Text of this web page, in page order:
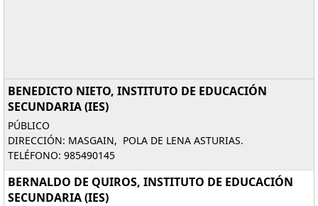
BENEDICTO NIETO, INSTITUTO DE EDUCACIÓN
SECUNDARIA (IES)
PÚBLICO
DIRECCIÓN: MASGAIN, POLA DE LENA ASTURIAS.
TELÉFONO: 985490145
BERNALDO DE QUIROS, INSTITUTO DE EDUCACIÓN
SECUNDARIA (IES)